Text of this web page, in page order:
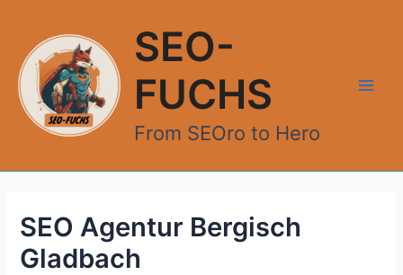
springen
SEO-
FUCHS
From SEOro to Hero
SEO Agentur Bergisch
Gladbach